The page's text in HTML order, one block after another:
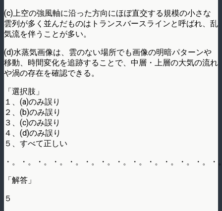
(c)上空の強風軸に沿った方向にほぼ直交する規模の小さな
雲列が多く並んだものはトランスバースラインと呼ばれ、乱
気流を伴うことが多い。
(d)水蒸気画像は、雲のない場所でも画像の明暗パターンや
移動、時間変化を追跡することで、中層・上層の大気の流れ
や渦の存在を確認できる。
「選択肢」
１、(a)のみ誤り
２、(b)のみ誤り
３、(c)のみ誤り
４、(d)のみ誤り
５、すべて正しい
・。・。・。・。・。・。・。・。・。・。・。・。・。
「解答」
５